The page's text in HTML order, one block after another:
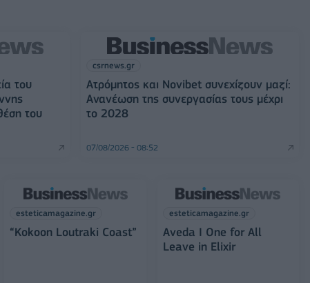
του
του
csrnews.gr
Ατρόμητος και Novibet συνεχίζουν μαζί:
Ανανέωση της συνεργασίας τους μέχρι
το 2028
07/08/2026 - 08:52
esteticamagazine.gr
“Kokoon Loutraki Coast”
esteticamagazine.gr
Aveda I One for All
Leave in Elixir